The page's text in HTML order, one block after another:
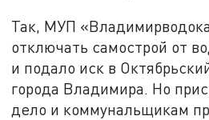
Так, МУП
отключать самострой от
и подало иск в
города Владимира. Но
дело и коммунальщикам